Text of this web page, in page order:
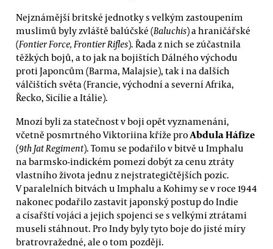
Nejznámější britské jednotky s velkým zastoupením
muslimů byly zvláště balúčské (Baluchis) a hraničářské
(Fontier Force, Frontier Rifles). Řada z nich se zúčastnila
těžkých bojů, a to jak na bojištích Dálného východu
proti Japoncům (Barma, Malajsie), tak i na dalších
válčištích světa (Francie, východní a severní Afrika,
Řecko, Sicílie a Itálie).
Mnozí byli za statečnost v boji opět vyznamenáni,
včetně posmrtného Viktoriina kříže proAbdula Háfize
(9th Jat Regiment). Tomu se podařilo v bitvě u Imphalu
na barmsko-indickém pomezí dobýt za cenu ztráty
vlastního života jednu z nejstrategičtějších pozic.
V paralelních bitvách u Imphalu a Kohimy se v roce 1944
nakonec podařilo zastavit japonský postup do Indie
a císařští vojáci a jejich spojenci se s velkými ztrátami
museli stáhnout. Pro Indy byly tyto boje do jisté míry
bratrovražedné, ale o tom později.